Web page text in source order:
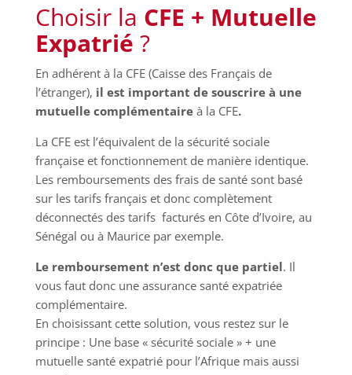
Choisir la CFE + Mutuelle
Expatrié ?
En adhérent à la CFE (Caisse des Français de
l’étranger), il est important de souscrire à une
mutuelle complémentaire à la CFE.
La CFE est l’équivalent de la sécurité sociale
française et fonctionnement de manière identique.
Les remboursements des frais de santé sont basé
sur les tarifs français et donc complètement
déconnectés des tarifs facturés en Côte d’Ivoire, au
Sénégal ou à Maurice par exemple.
Le remboursement n’est donc que partiel. Il
vous faut donc une assurance santé expatriée
complémentaire.
En choisissant cette solution, vous restez sur le
principe : Une base « sécurité sociale » + une
mutuelle santé expatrié pour l’Afrique mais aussi